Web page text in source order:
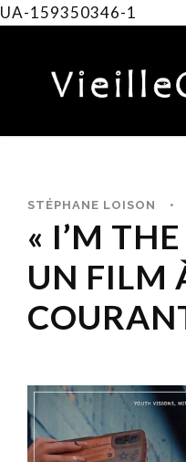
UA-159350346-1
STÉPHANE LOISON •
« I’M
UN FILM